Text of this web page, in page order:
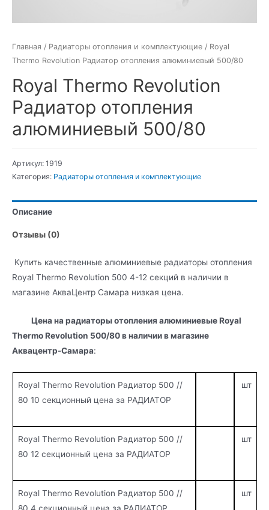
Главная / Радиаторы отопления и комплектующие / Royal
Thermo Revolution Радиатор отопления алюминиевый 500/80
Royal Thermo Revolution
Радиатор отопления
алюминиевый 500/80
Артикул: 1919
Категория: Радиаторы отопления и комплектующие
Описание
Отзывы (0)
Купить качественные алюминиевые радиаторы отопления
Royal Thermo Revolution 500 4-12 секций в наличии в
магазине АкваЦентр Самара низкая цена.
Цена на радиаторы отопления алюминиевые Royal
Thermo Revolution 500/80 в наличии в магазине
Аквацентр-Самара:
Royal Thermo Revolution Радиатор 500 //
80 10 секционный цена за РАДИАТОР
шт
Royal Thermo Revolution Радиатор 500 //
80 12 секционный цена за РАДИАТОР
шт
Royal Thermo Revolution Радиатор 500 //
80 4 секционный цена за РАДИАТОР
шт